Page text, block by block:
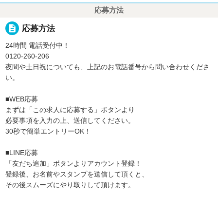
応募方法
description 応募方法
24時間 電話受付中！
0120-260-206
夜間や土日祝についても、上記のお電話番号から問い合わせくださ
い。
■WEB応募
まずは「この求人に応募する」ボタンより
必要事項を入力の上、送信してください。
30秒で簡単エントリーOK！
■LINE応募
「友だち追加」ボタンよりアカウント登録！
登録後、お名前やスタンプを送信して頂くと、
その後スムーズにやり取りして頂けます。